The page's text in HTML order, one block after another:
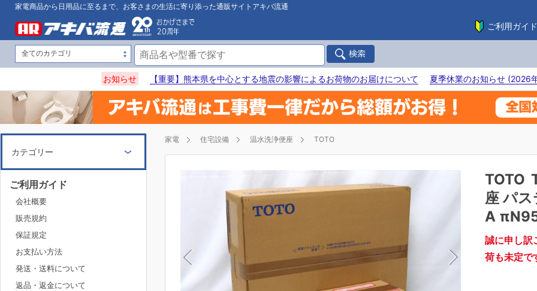
家電商品から日用品に至るまで、お客さまの生活に寄り添った通販サイトアキバ流通
ご利用ガイド
お知らせ 【重要】熊本県を中心とする地震の影響によるお荷物のお届けについて 夏季休業のお知らせ (2026
家電 住宅設備 温水洗浄便座 TOTO
TOTO
座 パ
A
誠に申し訳
荷も未定で
カテゴリー
ご利用ガイド
会社概要
販売規約
保証規定
お支払い方法
発送・送料について
返品・返金について